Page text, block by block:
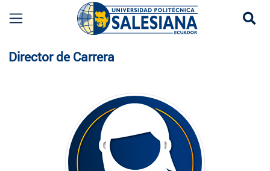
Director de Carrera